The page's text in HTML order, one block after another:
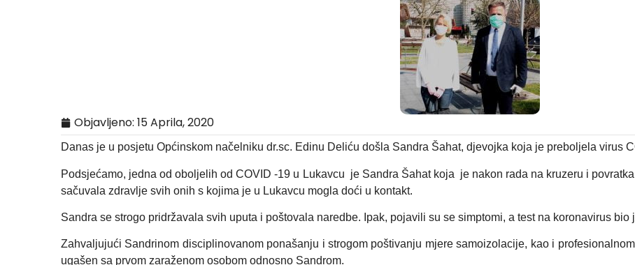
Objavljeno: 15 Aprila, 2020
Danas je u posjetu Općinskom načelniku dr.sc. Edinu Deliću došla Sandra Šahat, djevojka koja je preboljela virus
Podsjećamo, jedna od oboljelih od COVID -19 u Lukavcu je Sandra Šahat koja je nakon rada na kruzeru i
sačuvala zdravlje svih onih s kojima je u Lukavcu mogla doći u kontakt.
Sandra se strogo pridržavala svih uputa i poštovala naredbe. Ipak, pojavili su se simptomi, a test na koronavirus
Zahvaljujući Sandrinom disciplinovanom ponašanju i strogom poštivanju mjere samoizolacije, kao i
ugašen sa prvom zaraženom osobom odnosno Sandrom.